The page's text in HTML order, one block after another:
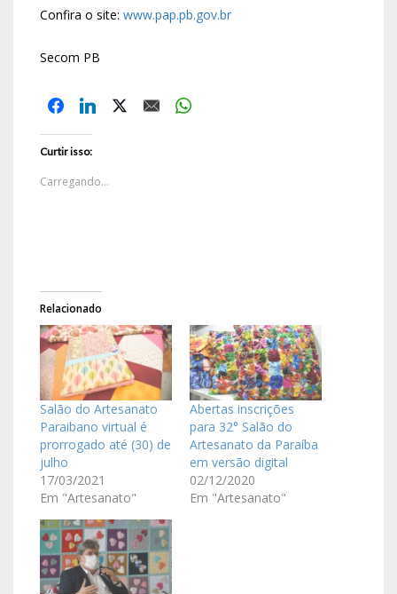
Confira o site: www.pap.pb.gov.br
Secom PB
Curtir isso:
Carregando...
Relacionado
Salão do Artesanato
Paraibano virtual é
prorrogado até (30) de
julho
17/03/2021
Em "Artesanato"
Abertas inscrições
para 32° Salão do
Artesanato da Paraíba
em versão digital
02/12/2020
Em "Artesanato"